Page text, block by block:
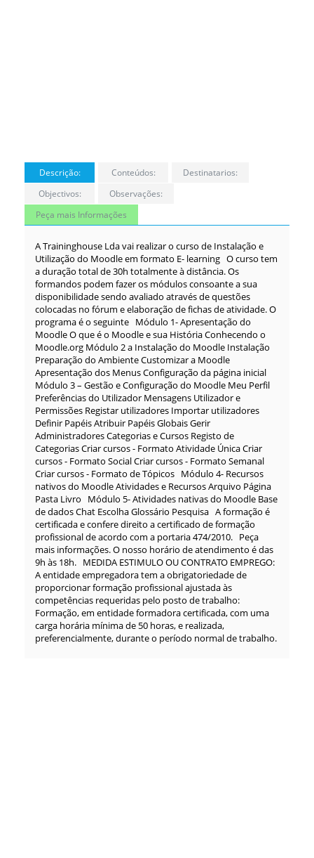
Descrição: Conteúdos:
Destinatarios:
Objectivos:
Observações:
Peça mais Informações
A Traininghouse Lda vai realizar o curso de Instalação e
Utilização do Moodle em formato E- learning O curso tem
a duração total de 30h totalmente à distância. Os
formandos podem fazer os módulos consoante a sua
disponibilidade sendo avaliado através de questões
colocadas no fórum e elaboração de fichas de atividade. O
programa é o seguinte Módulo 1- Apresentação do
Moodle O que é o Moodle e sua História Conhecendo o
Moodle.org Módulo 2 a Instalação do Moodle Instalação
Preparação do Ambiente Customizar a Moodle
Apresentação dos Menus Configuração da página inicial
Módulo 3 – Gestão e Configuração do Moodle Meu Perfil
Preferências do Utilizador Mensagens Utilizador e
Permissões Registar utilizadores Importar utilizadores
Definir Papéis Atribuir Papéis Globais Gerir
Administradores Categorias e Cursos Registo de
Categorias Criar cursos - Formato Atividade Única Criar
cursos - Formato Social Criar cursos - Formato Semanal
Criar cursos - Formato de Tópicos Módulo 4- Recursos
nativos do Moodle Atividades e Recursos Arquivo Página
Pasta Livro Módulo 5- Atividades nativas do Moodle Base
de dados Chat Escolha Glossário Pesquisa A formação é
certificada e confere direito a certificado de formação
profissional de acordo com a portaria 474/2010. Peça
mais informações. O nosso horário de atendimento é das
9h às 18h. MEDIDA ESTIMULO OU CONTRATO EMPREGO:
A entidade empregadora tem a obrigatoriedade de
proporcionar formação profissional ajustada às
competências requeridas pelo posto de trabalho:
Formação, em entidade formadora certificada, com uma
carga horária mínima de 50 horas, e realizada,
preferencialmente, durante o período normal de trabalho.